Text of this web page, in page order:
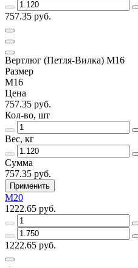
757.35 руб.
Вертлюг (Петля-Вилка) M16
Размер
М16
Цена
757.35 руб.
Кол-во, шт
Вес, кг
Сумма
757.35 руб.
Применить
М20
1222.65 руб.
1222.65 руб.